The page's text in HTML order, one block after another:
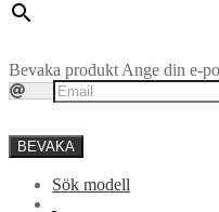
Bevaka produkt Ange din e-
BEVAKA
Sök modell